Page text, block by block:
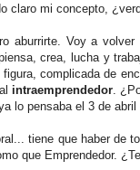
claro mi concepto,
aburrirte. Voy a
crea, lucha y
complicada de
intraemprendedor.
lo pensaba el 3 de
tiene que haber de
que Emprendedor.